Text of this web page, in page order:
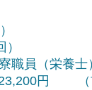
寮職員（栄養
円